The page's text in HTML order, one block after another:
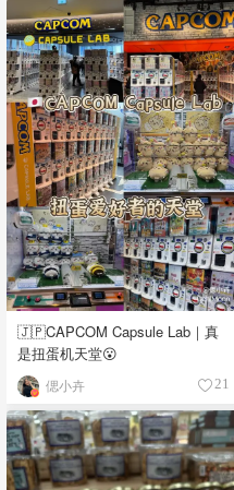
🇯🇵CAPCOM Capsule Lab｜真
是扭蛋机天堂😮
偲小卉 21